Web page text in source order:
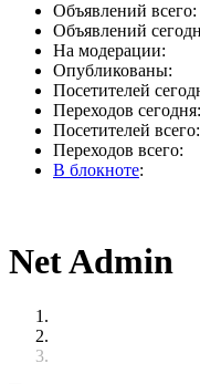
Объявлений всего:
Объявлений
На модерации:
Опубликованы:
Посетителей
Переходов сегодня:
Посетителей всего:
Переходов всего:
В блокноте:
Net Admin